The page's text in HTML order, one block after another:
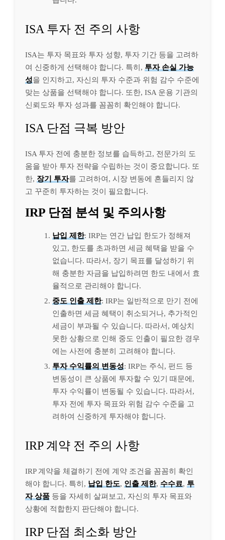
ISA 투자 전 주의 사항
ISA는 투자 목표와 투자 성향, 투자 기간 등을 고려하
여 신중하게 선택해야 합니다. 특히, 투자 손실 가능
성을 인지하고, 자신의 투자 수준과 위험 감수 수준에
맞는 상품을 선택해야 합니다. 또한, ISA 운용 기관의
신뢰도와 투자 성과를 꼼꼼히 확인해야 합니다.
ISA 단점 극복 방안
ISA 투자 전에 충분한 정보를 습득하고, 전문가의 도
움을 받아 투자 전략을 수립하는 것이 중요합니다. 또
한, 장기 투자를 고려하여, 시장 변동에 흔들리지 않
고 꾸준히 투자하는 것이 필요합니다.
IRP 단점 분석 및 주의사항
납입 제한: IRP는 연간 납입 한도가 정해져
있고, 한도를 초과하면 세금 혜택을 받을 수
없습니다. 따라서, 장기 목표를 달성하기 위
해 충분한 자금을 납입하려면 한도 내에서 효
율적으로 관리해야 합니다.
중도 인출 제한: IRP는 일반적으로 만기 전에
인출하면 세금 혜택이 취소되거나, 추가적인
세금이 부과될 수 있습니다. 따라서, 예상치
못한 상황으로 인해 중도 인출이 필요한 경우
에는 사전에 충분히 고려해야 합니다.
투자 수익률의 변동성: IRP는 주식, 펀드 등
변동성이 큰 상품에 투자할 수 있기 때문에,
투자 수익률이 변동될 수 있습니다. 따라서,
투자 전에 투자 목표와 위험 감수 수준을 고
려하여 신중하게 투자해야 합니다.
IRP 계약 전 주의 사항
IRP 계약을 체결하기 전에 계약 조건을 꼼꼼히 확인
해야 합니다. 특히, 납입 한도, 인출 제한, 수수료, 투
자 상품 등을 자세히 살펴보고, 자신의 투자 목표와
상황에 적합한지 판단해야 합니다.
IRP 단점 최소화 방안